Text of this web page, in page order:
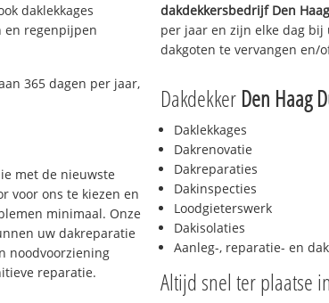
daklekkages
en regenpijpen
365 dagen per jaar,
met de nieuwste
voor ons te kiezen en
minimaal. Onze
uw dakreparatie
noodvoorziening
reparatie.
dakdekkersbedrijf Den
per jaar en zijn elke dag
dakgoten te vervangen en/
Dakdekker Den Haag
Daklekkages
Dakrenovatie
Dakreparaties
Dakinspecties
Loodgieterswerk
Dakisolaties
Aanleg-, reparatie- en
Altijd snel ter plaatse in